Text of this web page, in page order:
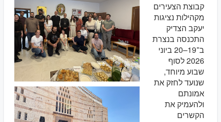
קבוצת הצעירים
מקהילות נציגות
יעקב הצדיק
התכנסה בנצרת
ב־19–20 ביוני
2026 לסוף
שבוע מיוחד,
שנועד לחזק את
אמונתם
ולהעמיק את
הקשרים